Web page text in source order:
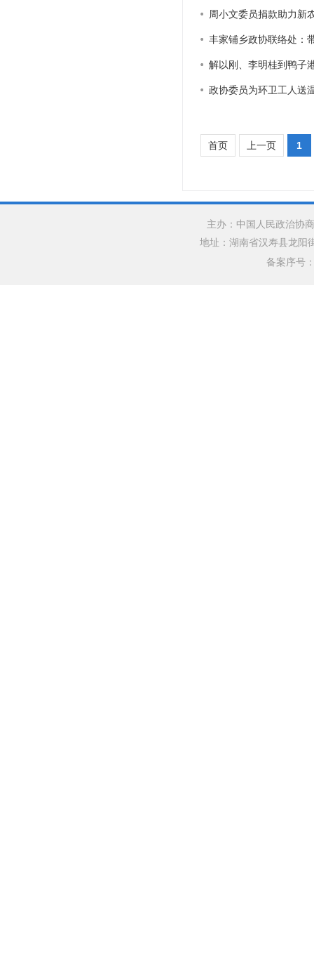
周小文委员捐款助力新
丰家铺乡政协联络处：
解以刚、李明桂到鸭子
政协委员为环卫工人送
首页 上一页 1
主办：中国人民政治协
地址：湖南省汉寿县龙
备案序号